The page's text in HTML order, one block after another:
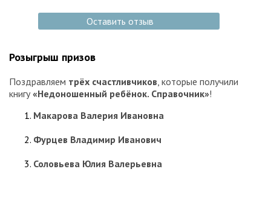
Оставить отзыв
Розыгрыш призов
Поздравляем трёх счастливчиков , которые получили
книгу«Недоношенный ребёнок. Справочник»!
Макарова Валерия Ивановна
Фурцев Владимир Иванович
Соловьева Юлия Валерьевна